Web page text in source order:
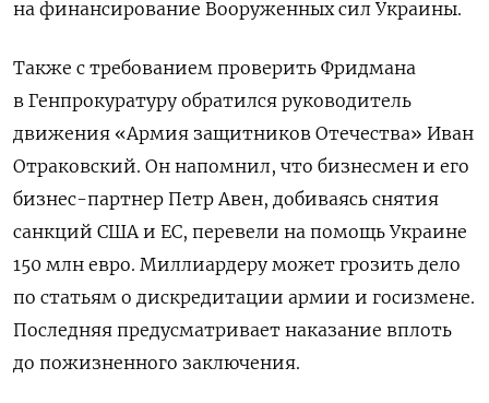
на финансирование Вооруженных сил Украины.
Также с требованием проверить Фридмана
в Генпрокуратуру обратился руководитель
движения «Армия защитников Отечества» Иван
Отраковский. Он напомнил, что бизнесмен и его
бизнес-партнер Петр Авен, добиваясь снятия
санкций США и ЕС, перевели на помощь Украине
150 млн евро. Миллиардеру может грозить дело
по статьям о дискредитации армии и госизмене.
Последняя предусматривает наказание вплоть
до пожизненного заключения.